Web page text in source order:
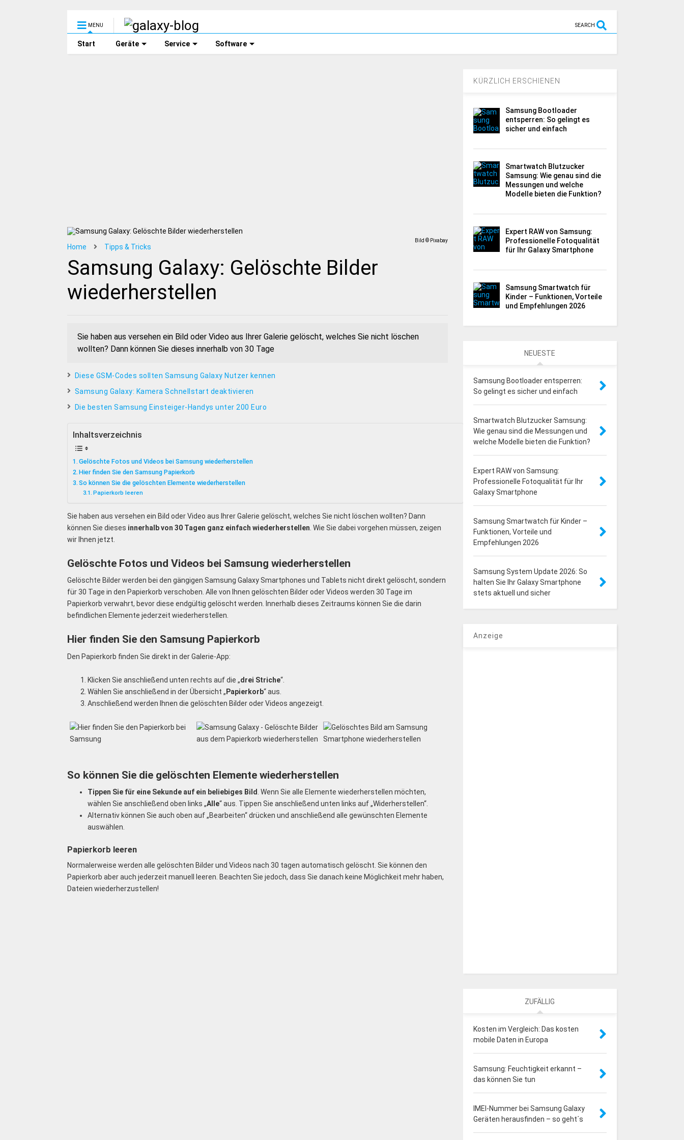
MENU SEARCH
Start Geräte Service Software
Bild © Pixabay
Home Tipps & Tricks
Samsung Galaxy: Gelöschte Bilder
wiederherstellen
Sie haben aus versehen ein Bild oder Video aus Ihrer Galerie gelöscht, welches Sie nicht löschen
wollten? Dann können Sie dieses innerhalb von 30 Tage
Diese GSM-Codes sollten Samsung Galaxy Nutzer kennen
Samsung Galaxy: Kamera Schnellstart deaktivieren
Die besten Samsung Einsteiger-Handys unter 200 Euro
Inhaltsverzeichnis
Gelöschte Fotos und Videos bei Samsung wiederherstellen
Hier finden Sie den Samsung Papierkorb
So können Sie die gelöschten Elemente wiederherstellen
Papierkorb leeren
Sie haben aus versehen ein Bild oder Video aus Ihrer Galerie gelöscht, welches Sie nicht löschen wollten? Dann
können Sie dieses innerhalb von 30 Tagen ganz einfach wiederherstellen . Wie Sie dabei vorgehen müssen, zeigen
wir Ihnen jetzt.
Gelöschte Fotos und Videos bei Samsung wiederherstellen
Gelöschte Bilder werden bei den gängigen Samsung Galaxy Smartphones und Tablets nicht direkt gelöscht, sondern
für 30 Tage in den Papierkorb verschoben. Alle von Ihnen gelöschten Bilder oder Videos werden 30 Tage im
Papierkorb verwahrt, bevor diese endgültig gelöscht werden. Innerhalb dieses Zeitraums können Sie die darin
befindlichen Elemente jederzeit wiederherstellen.
Hier finden Sie den Samsung Papierkorb
Den Papierkorb finden Sie direkt in der Galerie-App:
Klicken Sie anschließend unten rechts auf die „drei Striche“.
Wählen Sie anschließend in der Übersicht „ Papierkorb“ aus.
Anschließend werden Ihnen die gelöschten Bilder oder Videos angezeigt.
So können Sie die gelöschten Elemente wiederherstellen
Tippen Sie für eine Sekunde auf ein beliebiges Bild. Wenn Sie alle Elemente wiederherstellen möchten,
wählen Sie anschließend oben links „Alle“ aus. Tippen Sie anschließend unten links auf „Widerherstellen“.
Alternativ können Sie auch oben auf „Bearbeiten“ drücken und anschließend alle gewünschten Elemente
auswählen.
Papierkorb leeren
Normalerweise werden alle gelöschten Bilder und Videos nach 30 tagen automatisch gelöscht. Sie können den
Papierkorb aber auch jederzeit manuell leeren. Beachten Sie jedoch, dass Sie danach keine Möglichkeit mehr haben,
Dateien wiederherzustellen!
KÜRZLICH ERSCHIENEN
Samsung Bootloader
entsperren: So gelingt es
sicher und einfach
Smartwatch Blutzucker
Samsung: Wie genau sind die
Messungen und welche
Modelle bieten die Funktion?
Expert RAW von Samsung:
Professionelle Fotoqualität
für Ihr Galaxy Smartphone
Samsung Smartwatch für
Kinder – Funktionen, Vorteile
und Empfehlungen 2026
NEUESTE
Samsung Bootloader entsperren:
So gelingt es sicher und einfach
Smartwatch Blutzucker Samsung:
Wie genau sind die Messungen und
welche Modelle bieten die Funktion?
Expert RAW von Samsung:
Professionelle Fotoqualität für Ihr
Galaxy Smartphone
Samsung Smartwatch für Kinder –
Funktionen, Vorteile und
Empfehlungen 2026
Samsung System Update 2026: So
halten Sie Ihr Galaxy Smartphone
stets aktuell und sicher
Anzeige
ZUFÄLLIG
Kosten im Vergleich: Das kosten
mobile Daten in Europa
Samsung: Feuchtigkeit erkannt –
das können Sie tun
IMEI-Nummer bei Samsung Galaxy
Geräten herausfinden – so geht´s